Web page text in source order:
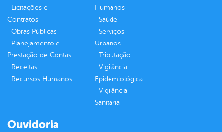
Licitações e
Contratos
Obras Públicas
Planejamento e
Prestação de Contas
Receitas
Recursos Humanos
Humanos
Saúde
Serviços
Urbanos
Tributação
Vigilância
Epidemiológica
Vigilância
Sanitária
Ouvidoria